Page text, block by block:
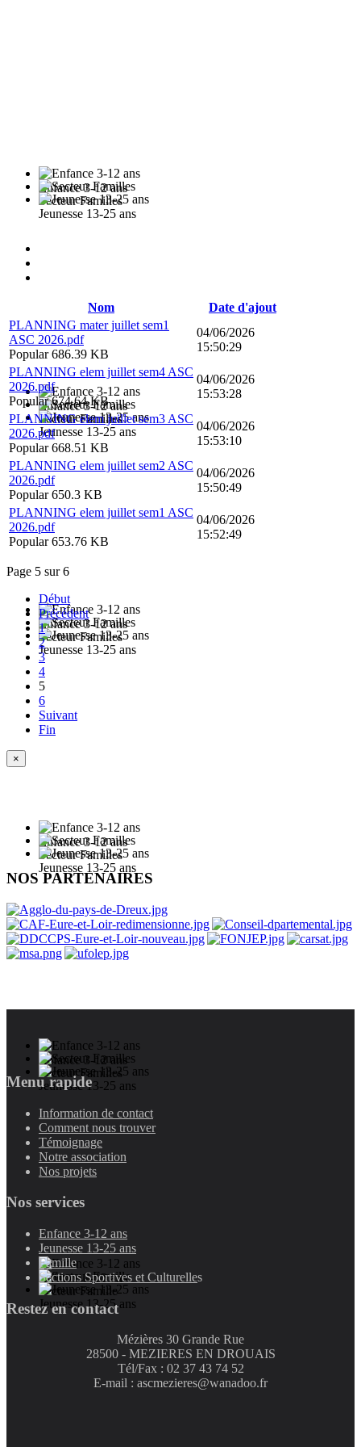
Enfance 3-12 ans
Enfance 3-12 ans
Enfance 3-12 ans
Enfance 3-12 ans
Enfance 3-12 ans
Enfance 3-12 ans
Secteur Familles
Secteur Familles
Secteur Familles
Secteur Familles
Secteur Familles
Secteur Famille
Jeunesse 13-25 ans
Jeunesse 13-25 ans
Jeunesse 13-25 ans
Jeunesse 13-25 ans
Jeunesse 13-25 ans
Jeunesse 13-25 ans
Nom
Date d'ajout
PLANNING mater juillet sem1
ASC 2026.pdf
Popular 686.39 KB
04/06/2026
15:50:29
PLANNING elem juillet sem4 ASC
2026.pdf
Popular 674.64 KB
04/06/2026
15:53:28
PLANNING elem juillet sem3 ASC
2026.pdf
Popular 668.51 KB
04/06/2026
15:53:10
PLANNING elem juillet sem2 ASC
2026.pdf
Popular 650.3 KB
04/06/2026
15:50:49
PLANNING elem juillet sem1 ASC
2026.pdf
Popular 653.76 KB
04/06/2026
15:52:49
Page 5 sur 6
Début
Précédent
1
2
3
4
5
6
Suivant
Fin
×
NOS PARTENAIRES
Menu rapide
Information de contact
Comment nous trouver
Témoignage
Notre association
Nos projets
Nos services
Enfance 3-12 ans
Jeunesse 13-25 ans
Famille
Sections Sportives et Culturelles
Restez en contact
Mézières 30 Grande Rue
28500 - MEZIERES EN DROUAIS
Tél/Fax : 02 37 43 74 52
E-mail : ascmezieres@wanadoo.fr